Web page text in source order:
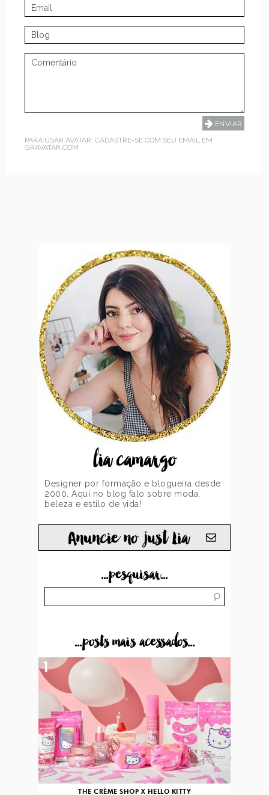
PARA USAR AVATAR, CADASTRE-SE COM SEU EMAIL EM
GRAVATAR.COM
lia camargo
Designer por formação e blogueira desde
2000. Aqui no blog falo sobre moda,
beleza e estilo de vida!
Anuncie no just Lia
...pesquisar...
...posts mais acessados...
THE CRÈME SHOP X HELLO KITTY
1